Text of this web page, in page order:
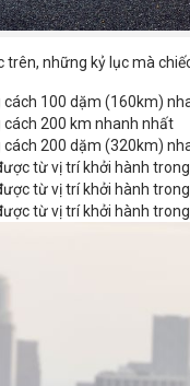
những kỷ lục mà
cách 100 dặm (160km)
cách 200 km nhanh nhất
cách 200 dặm (320km)
từ vị trí khởi hành
từ vị trí khởi hành
từ vị trí khởi hành